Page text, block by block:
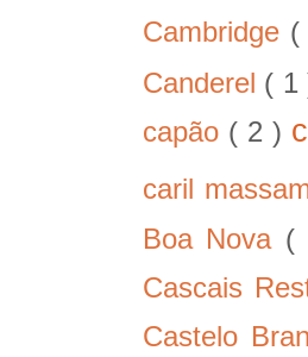
Cambridge (
Canderel ( 1
capão ( 2 )
caril
Boa Nova (
Cascais
Castelo